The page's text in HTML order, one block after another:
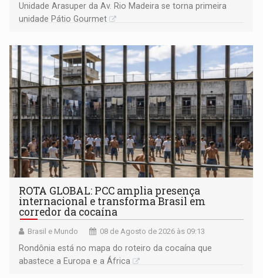
Unidade Arasuper da Av. Rio Madeira se torna primeira
unidade Pátio Gourmet
ROTA GLOBAL: PCC amplia presença
internacional e transforma Brasil em
corredor da cocaína
Brasil e Mundo 08 de Agosto de 2026 às 09:13
Rondônia está no mapa do roteiro da cocaína que
abastece a Europa e a África